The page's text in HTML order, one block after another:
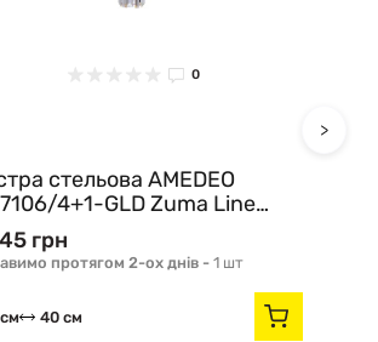
0
стельова AMEDEO
4+1-GLD Zuma Line
грн
протягом 2-ох днів - 1 шт
40 см
>